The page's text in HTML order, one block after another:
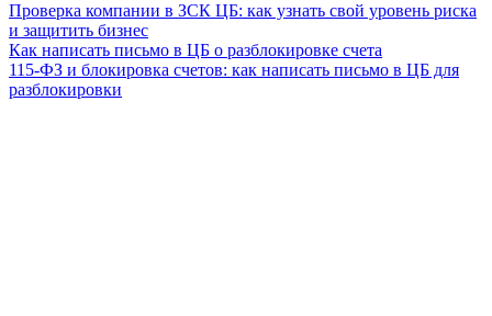
Проверка компании в ЗСК ЦБ: как узнать свой уровень риска
и защитить бизнес
Как написать письмо в ЦБ о разблокировке счета
115-ФЗ и блокировка счетов: как написать письмо в ЦБ для
разблокировки